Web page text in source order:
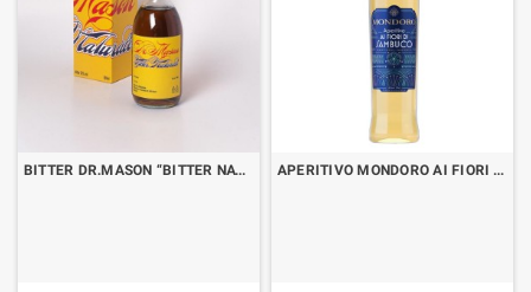
BITTER DR.MASON “BITTER NATURALE” CL.50 CON ASTUCCIO APERITIVO MONDORO AI FIORI DI SAMBUCO CL.70